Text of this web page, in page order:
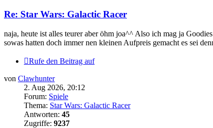
Re: Star Wars: Galactic Racer
naja, heute ist alles teurer aber öhm joa^^ Also ich mag ja
sowas hatten doch immer nen kleinen Aufpreis gemacht es sei
Rufe den Beitrag auf
von Clawhunter
2. Aug 2026, 20:12
Forum: Spiele
Thema: Star Wars: Galactic Racer
Antworten: 45
Zugriffe: 9237